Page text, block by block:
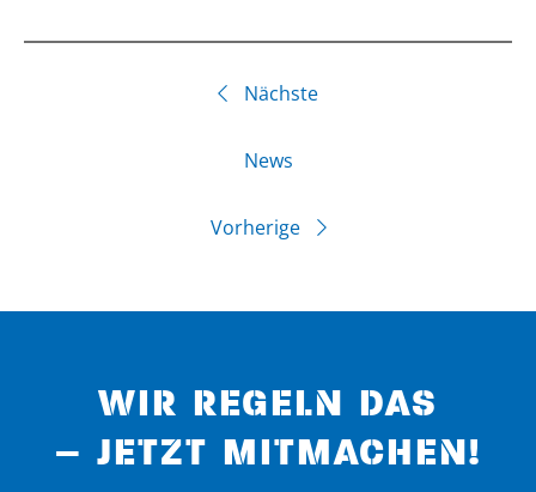
Nächste
News
Vorherige
WIR REGELN DAS
– JETZT MITMACHEN!